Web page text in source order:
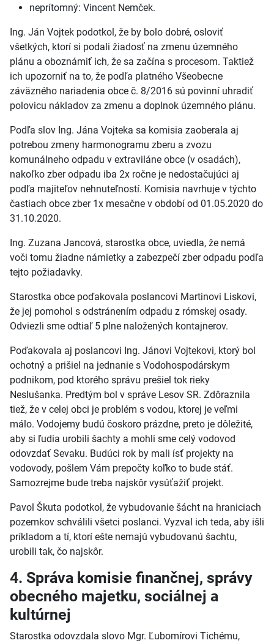
neprítomný: Vincent Nemček.
Ing. Ján Vojtek podotkol, že by bolo dobré, osloviť
všetkých, ktorí si podali žiadosť na zmenu územného
plánu a oboznámiť ich, že sa začína s procesom. Taktiež
ich upozorniť na to, že podľa platného Všeobecne
záväzného nariadenia obce č. 8/2016 sú povinní uhradiť
polovicu nákladov za zmenu a doplnok územného plánu.
Podľa slov Ing. Jána Vojteka sa komisia zaoberala aj
potrebou zmeny harmonogramu zberu a zvozu
komunálneho odpadu v extraviláne obce (v osadách),
nakoľko zber odpadu iba 2x ročne je nedostačujúci aj
podľa majiteľov nehnuteľností. Komisia navrhuje v týchto
častiach obce zber 1x mesačne v období od 01.05.2020 do
31.10.2020.
Ing. Zuzana Jancová, starostka obce, uviedla, že nemá
voči tomu žiadne námietky a zabezpečí zber odpadu podľa
tejto požiadavky.
Starostka obce poďakovala poslancovi Martinovi Liskovi,
že jej pomohol s odstránením odpadu z rómskej osady.
Odviezli sme odtiaľ 5 plne naložených kontajnerov.
Poďakovala aj poslancovi Ing. Jánovi Vojtekovi, ktorý bol
ochotný a prišiel na jednanie s Vodohospodárskym
podnikom, pod ktorého správu prešiel tok rieky
Neslušanka. Predtým bol v správe Lesov SR. Zdôraznila
tiež, že v celej obci je problém s vodou, ktorej je veľmi
málo. Vodojemy budú čoskoro prázdne, preto je dôležité,
aby si ľudia urobili šachty a mohli sme celý vodovod
odovzdať Sevaku. Budúci rok by mali ísť projekty na
vodovody, pošlem Vám prepočty koľko to bude stáť.
Samozrejme bude treba najskôr vysúťažiť projekt.
Pavol Škuta podotkol, že vybudovanie šácht na hraniciach
pozemkov schválili všetci poslanci. Vyzval ich teda, aby išli
príkladom a tí, ktorí ešte nemajú vybudovanú šachtu,
urobili tak, čo najskôr.
4. Správa komisie finančnej, správy
obecného majetku, sociálnej a
kultúrnej
Starostka odovzdala slovo Mgr. Ľubomírovi Tichému,